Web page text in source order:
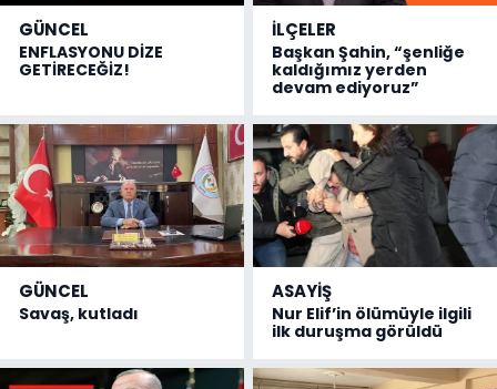
GÜNCEL
ENFLASYONU DİZE
GETİRECEĞİZ!
İLÇELER
Başkan Şahin, “şenliğe
kaldığımız yerden
devam ediyoruz”
GÜNCEL
Savaş, kutladı
ASAYİŞ
Nur Elif’in ölümüyle ilgili
ilk duruşma görüldü